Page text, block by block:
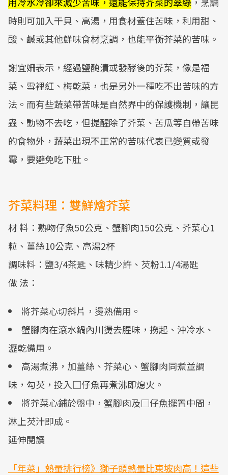
時則可加入干貝、高湯，用食材蓋住苦味，利用甜、
酸、鹹或其他鮮味食材烹調，也能平衡芥菜的苦味。
謝宜姍表示，經過鹽醃漬或發酵後的芥菜，像是福
菜、雪裡紅、梅乾菜，也是另外一種吃不出苦味的方
法。而有些蔬菜帶苦味是自然界中的保護機制，讓昆
蟲、動物不去吃，但提醒除了芥菜、苦瓜等自帶苦味
的食物外，蔬菜出現不正常的苦味代表已變質或發
霉，要避免吃下肚。
芥菜料理：雙鮮燴芥菜
材 料：熟吻仔魚50公克、蟹腳肉150公克、芥菜心1
粒、薑絲10公克、高湯2杯
調味料：鹽3/4茶匙、味精少許、芡粉1.1/4湯匙
做 法：
將芥菜心切斜片，燙熟備用。
蟹腳肉在滾水鍋內川燙去腥味，撈起、沖冷水、
瀝乾備用。
高湯煮沸，加薑絲、芥菜心、蟹腳肉同煮並調
味，勾芡，投入□仔魚再煮沸即熄火。
將芥菜心鋪於盤中，蟹腳肉及□仔魚擺置中間，
淋上芡汁即成。
延伸閱讀
「年菜」熱量排行榜》獅子頭熱量比東坡肉高！這些